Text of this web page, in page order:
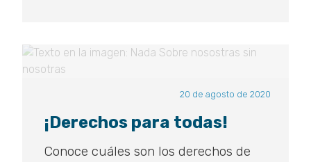
20 de agosto de 2020
¡Derechos para todas!
Conoce cuáles son los derechos de